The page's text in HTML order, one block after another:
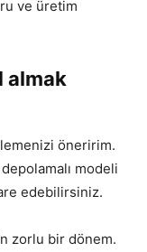
ve üretim
almak
öneririm.
modeli
edebilirsiniz.
zorlu bir dönem.